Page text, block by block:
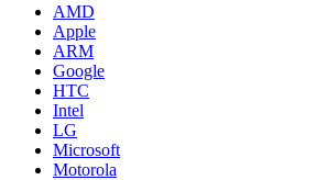
AMD
Apple
ARM
Google
HTC
Intel
LG
Microsoft
Motorola